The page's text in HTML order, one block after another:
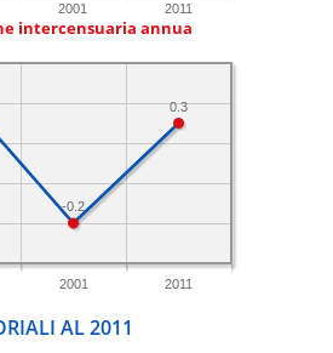
2001 2011
intercensuaria annua
2001 2011
0.3
-0.2
AL 2011